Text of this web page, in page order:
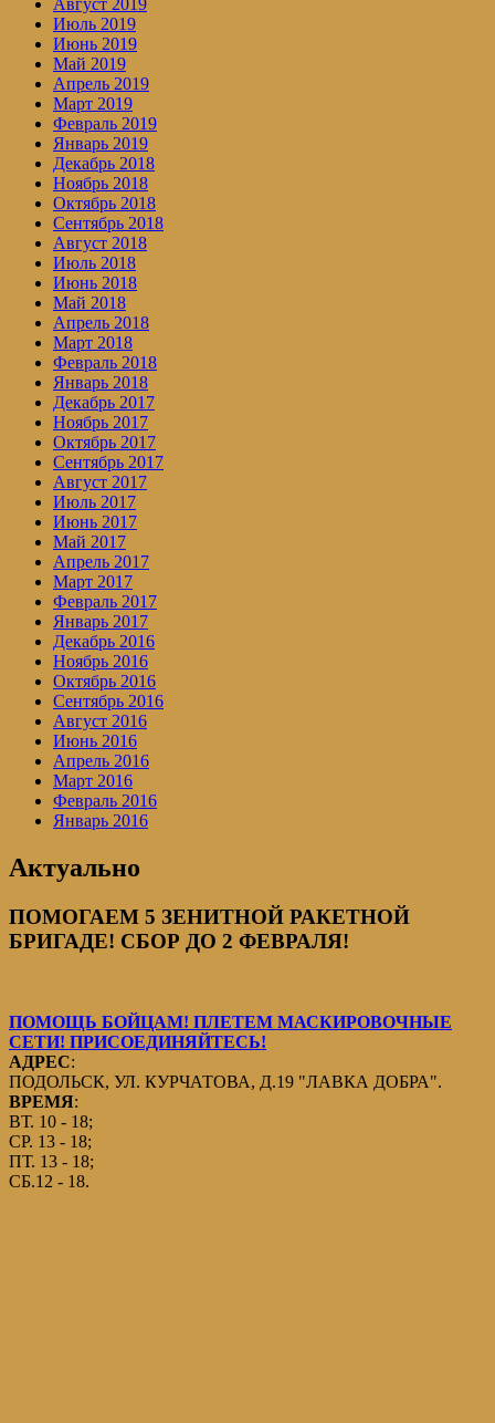
Август 2019
Июль 2019
Июнь 2019
Май 2019
Апрель 2019
Март 2019
Февраль 2019
Январь 2019
Декабрь 2018
Ноябрь 2018
Октябрь 2018
Сентябрь 2018
Август 2018
Июль 2018
Июнь 2018
Май 2018
Апрель 2018
Март 2018
Февраль 2018
Январь 2018
Декабрь 2017
Ноябрь 2017
Октябрь 2017
Сентябрь 2017
Август 2017
Июль 2017
Июнь 2017
Май 2017
Апрель 2017
Март 2017
Февраль 2017
Январь 2017
Декабрь 2016
Ноябрь 2016
Октябрь 2016
Сентябрь 2016
Август 2016
Июнь 2016
Апрель 2016
Март 2016
Февраль 2016
Январь 2016
Актуально
ПОМОГАЕМ 5 ЗЕНИТНОЙ РАКЕТНОЙ
БРИГАДЕ! СБОР ДО 2 ФЕВРАЛЯ!
ПОМОЩЬ БОЙЦАМ! ПЛЕТЕМ МАСКИРОВОЧНЫЕ
СЕТИ! ПРИСОЕДИНЯЙТЕСЬ!
АДРЕС:
ПОДОЛЬСК, УЛ. КУРЧАТОВА, Д.19 "ЛАВКА ДОБРА".
ВРЕМЯ:
ВТ. 10 - 18;
СР. 13 - 18;
ПТ. 13 - 18;
СБ.12 - 18.